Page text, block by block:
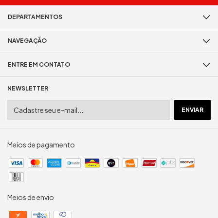
DEPARTAMENTOS
NAVEGAÇÃO
ENTRE EM CONTATO
NEWSLETTER
Meios de pagamento
Meios de envio